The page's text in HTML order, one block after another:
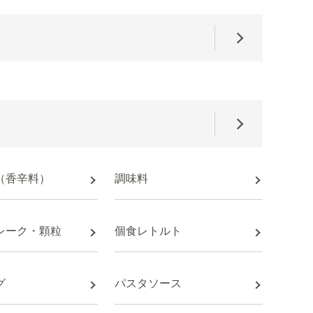
辛料） 調味料
ーク・顆粒 個食レトルト
パスタソース